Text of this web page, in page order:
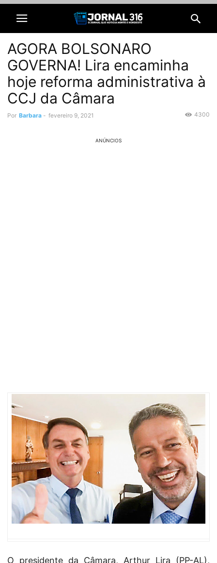
AGORA BOLSONARO
GOVERNA! Lira encaminha
hoje reforma administrativa à
CCJ da Câmara
Por Barbara - fevereiro 9, 2021 4300
ANÚNCIOS
O presidente da Câmara, Arthur Lira (PP-AL),